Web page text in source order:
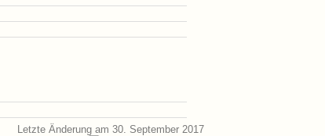
Letzte Änderung am 30. September 2017